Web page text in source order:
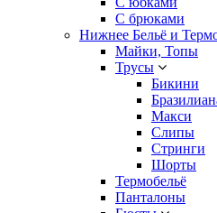
С брюками
Нижнее Бельё и
Майки, Топы
Трусы
Бикини
Макси
Слипы
Стринги
Шорты
Термобельё
Панталоны